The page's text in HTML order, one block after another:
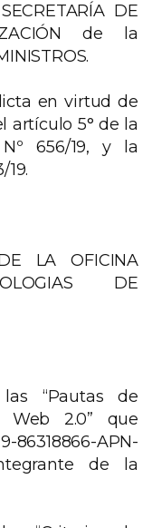
DE
de la
en virtud de
artículo 5° de la
656/19, y la
LA OFICINA
DE
las “Pautas de
Web 2.0” que
APN-
de la